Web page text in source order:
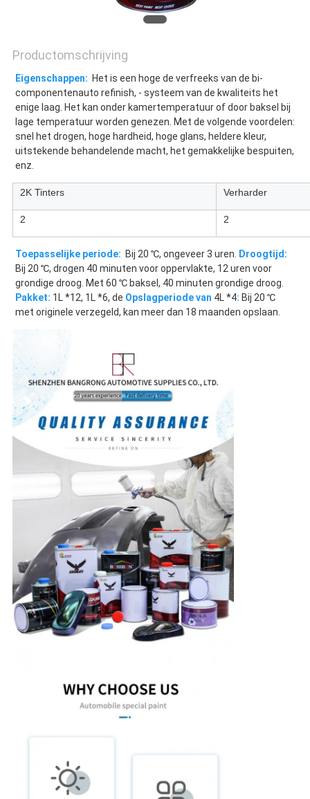
Productomschrijving
Eigenschappen:
  Het is een hoge de verfreeks van de bi-
componentenauto refinish, - systeem van de kwaliteits het
enige laag. Het kan onder kamertemperatuur of door baksel bij
lage temperatuur worden genezen. Met de volgende voordelen:
snel het drogen, hoge hardheid, hoge glans, heldere kleur,
uitstekende behandelende macht, het gemakkelijke bespuiten,
enz.
2K Tinters Verharder
2 2
Toepasselijke periode:
  Bij 20 ℃, ongeveer 3 uren.
Droogtijd:
Bij 20 ℃, drogen 40 minuten voor oppervlakte, 12 uren voor
Pakket: 1L *12, 1L *6, de Opslagperiode van 4L *4: Bij 20 ℃
met originele verzegeld, kan meer dan 18 maanden opslaan.